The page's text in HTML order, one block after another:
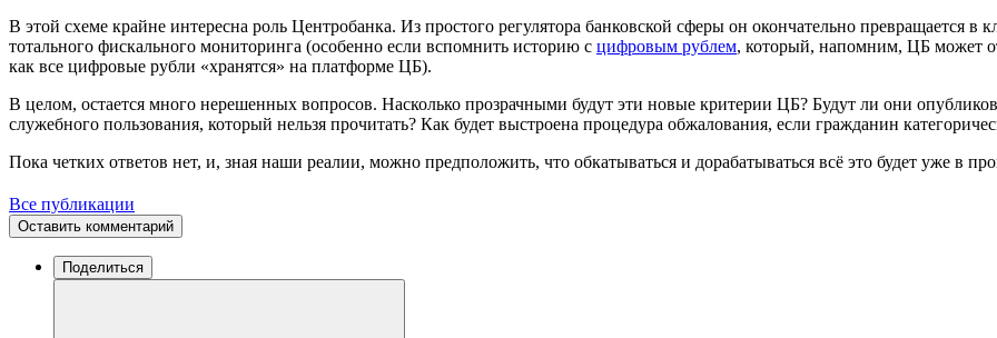
В этой схеме крайне интересна роль Центробанка. Из простого регулятора банковской сферы он окончательно
тотального фискального мониторинга (особенно если вспомнить историю с цифровым рублем, который, напомним, ЦБ может
как все цифровые рубли «хранятся» на платформе ЦБ).
В целом, остается много нерешенных вопросов. Насколько прозрачными будут эти новые критерии ЦБ? Будут ли они
служебного пользования, который нельзя прочитать? Как будет выстроена процедура обжалования, если гражданин
Пока четких ответов нет, и, зная наши реалии, можно предположить, что обкатываться и дорабатываться всё это будет уже в
Все публикации
Оставить комментарий
Поделиться